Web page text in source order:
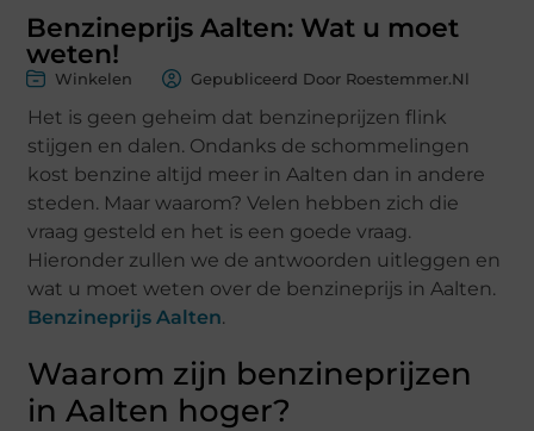
Benzineprijs Aalten: Wat u moet
weten!
Winkelen Gepubliceerd Door Roestemmer.nl
Het is geen geheim dat benzineprijzen flink
stijgen en dalen. Ondanks de schommelingen
kost benzine altijd meer in Aalten dan in andere
steden. Maar waarom? Velen hebben zich die
vraag gesteld en het is een goede vraag.
Hieronder zullen we de antwoorden uitleggen en
wat u moet weten over de benzineprijs in Aalten.
Benzineprijs Aalten.
Waarom zijn benzineprijzen
in Aalten hoger?